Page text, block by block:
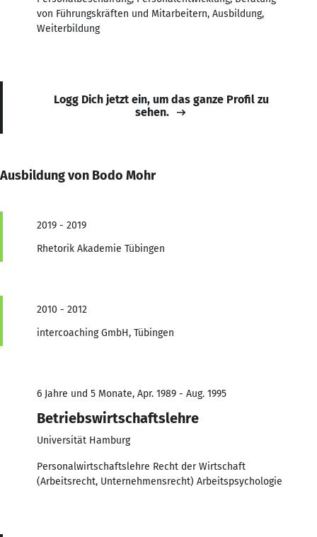
von Führungskräften und Mitarbeitern, Ausbildung,
Weiterbildung
Logg Dich jetzt ein, um das ganze Profil zu
sehen.
Ausbildung von Bodo Mohr
2019 - 2019
Rhetorik Akademie Tübingen
2010 - 2012
intercoaching GmbH, Tübingen
6 Jahre und 5 Monate, Apr. 1989 - Aug. 1995
Betriebswirtschaftslehre
Universität Hamburg
Personalwirtschaftslehre Recht der Wirtschaft
(Arbeitsrecht, Unternehmensrecht) Arbeitspsychologie